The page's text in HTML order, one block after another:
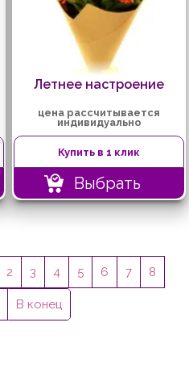
Летнее настроение
цена рассчитывается
индивидуально
Купить в 1 клик
Выбрать
2 3 4 5 6 7 8
В конец